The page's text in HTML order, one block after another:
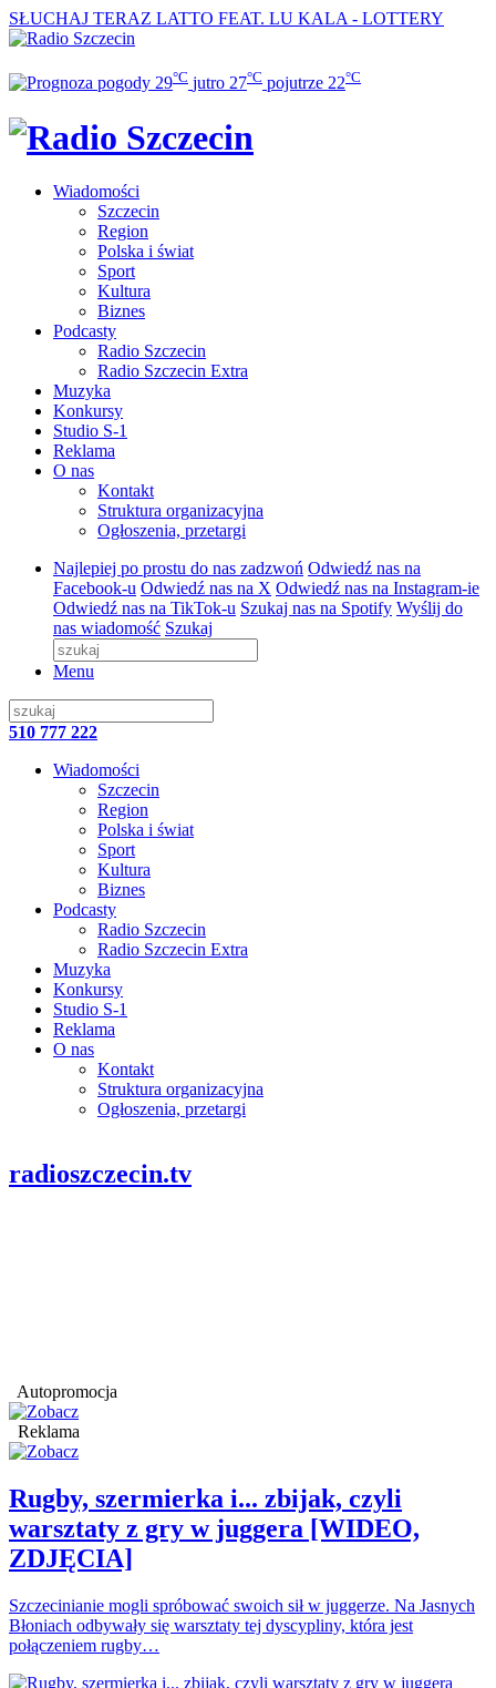
SŁUCHAJ TERAZ LATTO FEAT. LU KALA - LOTTERY
29°C jutro 27°C pojutrze 22°C
Wiadomości
Szczecin
Region
Polska i świat
Sport
Kultura
Biznes
Podcasty
Radio Szczecin
Radio Szczecin Extra
Muzyka
Konkursy
Studio S-1
Reklama
O nas
Kontakt
Struktura organizacyjna
Ogłoszenia, przetargi
Najlepiej po prostu do nas zadzwoń Odwiedź nas na
Facebook-u Odwiedź nas na X Odwiedź nas na Instagram-ie
Odwiedź nas na TikTok-u Szukaj nas na Spotify Wyślij do
nas wiadomość Szukaj
Menu
510 777 222
Wiadomości
Szczecin
Region
Polska i świat
Sport
Kultura
Biznes
Podcasty
Radio Szczecin
Radio Szczecin Extra
Muzyka
Konkursy
Studio S-1
Reklama
O nas
Kontakt
Struktura organizacyjna
Ogłoszenia, przetargi
radioszczecin.tv
Autopromocja
Reklama
Rugby, szermierka i... zbijak, czyli
warsztaty z gry w juggera [WIDEO,
ZDJĘCIA]
Szczecinianie mogli spróbować swoich sił w juggerze. Na Jasnych
Błoniach odbywały się warsztaty tej dyscypliny, która jest
połączeniem rugby…